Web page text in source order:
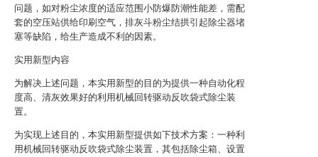
问题，如对粉尘浓度的适应范围小防爆防潮性能差，需配
套的空压站供给印刷空气，排灰斗粉尘结拱引起除尘器堵
塞等缺陷，给生产造成不利的因素。
实用新型内容
为解决上述问题，本实用新型的目的为提供一种自动化程
度高、清灰效果好的利用机械回转驱动反吹袋式除尘装
置。
为实现上述目的，本实用新型提供如下技术方案：一种利
用机械回转驱动反吹袋式除尘装置，其包括除尘箱、设置